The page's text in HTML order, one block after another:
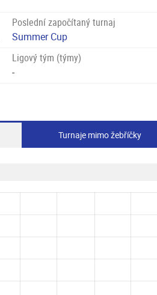
Poslední započítaný turnaj
Summer Cup
Ligový tým (týmy)
-
Turnaje mimo žebříčky